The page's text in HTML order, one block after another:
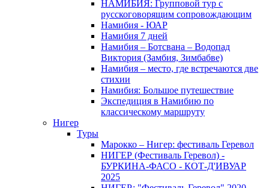
НАМИБИЯ: Групповой тур с
русскоговорящим сопровождающим
Намибия - ЮАР
Намибия 7 дней
Намибия – Ботсвана – Водопад
Виктория (Замбия, Зимбабве)
Намибия – место, где встречаются две
стихии
Намибия: Большое путешествие
Экспедиция в Намибию по
классическому маршруту
Нигер
Туры
Марокко – Нигер: фестиваль Геревол
НИГЕР (Фестиваль Геревол) -
БУРКИНА-ФАСО - КОТ-Д'ИВУАР
2025